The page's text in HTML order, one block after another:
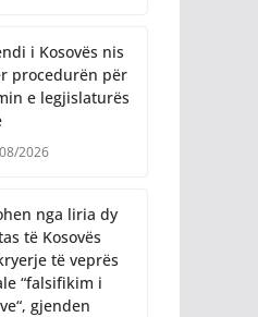
i Kosovës nis
procedurën për
e legjislaturës
2026
nga liria dy
të Kosovës
të veprës
“falsifikim i
gjenden